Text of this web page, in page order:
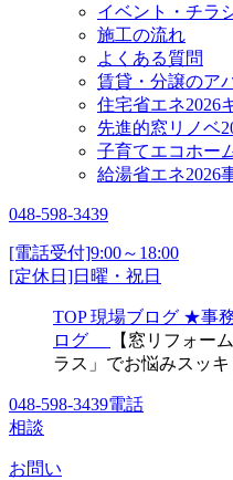
イベント・チラ
施工の流れ
よくある質問
賃貸・分譲のア
住宅省エネ2026
先進的窓リノベ
子育てエコホー
給湯省エネ2026
048-598-3439
[電話受付]9:00～18:00
[定休日]日曜・祝日
TOP 現場ブログ ★事
ログ
【窓リフォー
ラス」でお悩みスッキ
048-598-3439電話
相談
お問い